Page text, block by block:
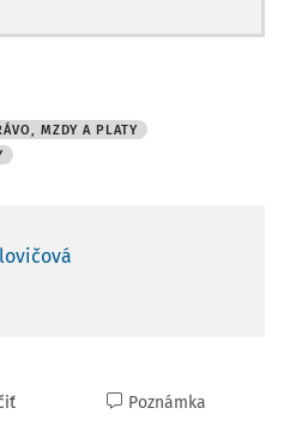
MZDY A PLATY
Poznámka